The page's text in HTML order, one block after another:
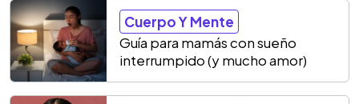
Cuerpo Y Mente
Guía para mamás con sueño
interrumpido (y mucho amor)